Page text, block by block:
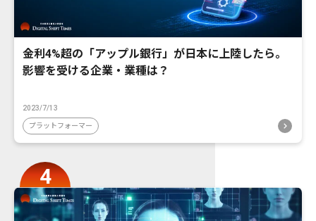
金利4%超の「アップル銀行」が日本に上陸したら。
影響を受ける企業・業種は？
2023/7/13
プラットフォーマー